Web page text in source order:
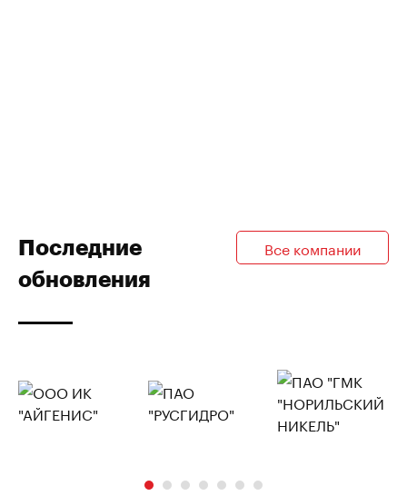
Последние
обновления
Все компании